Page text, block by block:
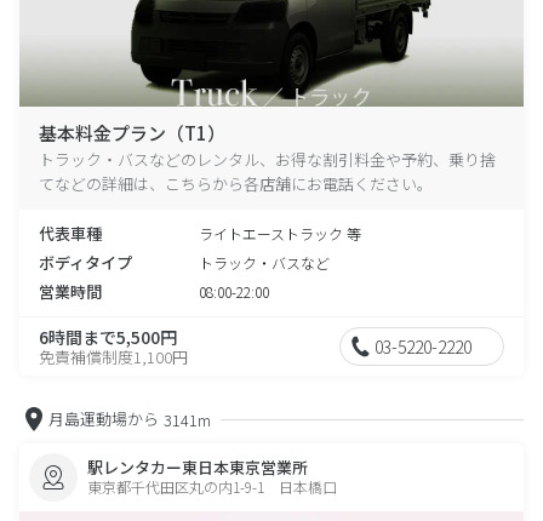
基本料金プラン（T1）
トラック・バスなどのレンタル、お得な割引料金や予約、乗り捨
てなどの詳細は、こちらから各店舗にお電話ください。
代表車種 ライトエーストラック 等
ボディタイプ トラック・バスなど
営業時間 08:00-22:00
6時間まで5,500円
免責補償制度1,100円 03-5220-2220
月島運動場から 3141m
駅レンタカー東日本東京営業所
東京都千代田区丸の内1-9-1 日本橋口